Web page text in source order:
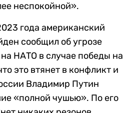
неспокойной».
года американский
сообщил об угрозе
НАТО в случае победы на
это втянет в конфликт и
Владимир Путин
«полной чушью». По его